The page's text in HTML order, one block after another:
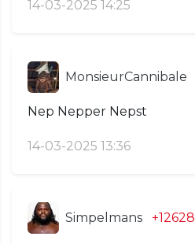
14-03-2025 14:25
MonsieurCannibale
Nep Nepper Nepst
14-03-2025 13:36
Simpelmans +12628